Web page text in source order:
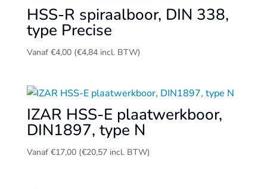
tot
€4,00
HSS-R spiraalboor, DIN 338,
type Precise
Vanaf €4,00 (€4,84incl. BTW)
IZAR HSS-E plaatwerkboor,
DIN1897, type N
Vanaf €17,00 (€20,57incl. BTW)